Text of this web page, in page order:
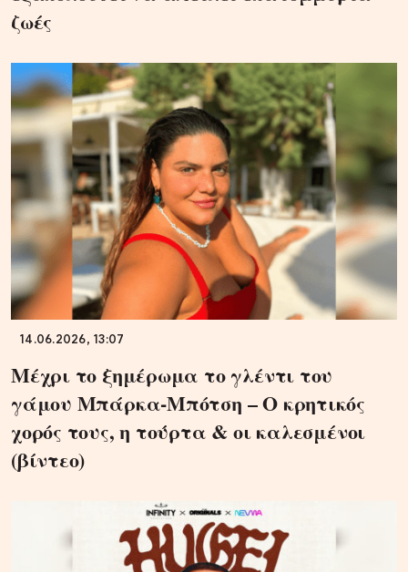
ζωές
14.06.2026, 13:07
Μέχρι το ξημέρωμα το γλέντι του
γάμου Μπάρκα-Μπότση – Ο κρητικός
χορός τους, η τούρτα & οι καλεσμένοι
(βίντεο)